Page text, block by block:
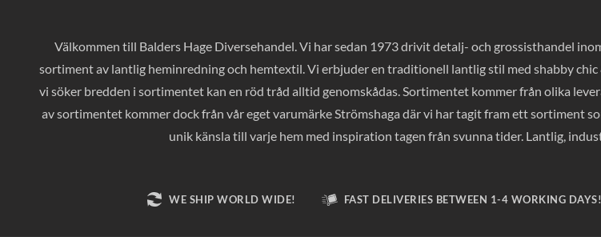
o
o
k
g
r
a
r
e
s
Välkommen till Balders Hage Diversehandel. Vi har sedan 1973 drivit detalj- och grossisthandel
sortiment av lantlig heminredning och hemtextil. Vi erbjuder en traditionell lantlig stil med shabby
vi söker bredden i sortimentet kan en röd tråd alltid genomskådas. Sortimentet kommer från olika
av sortimentet kommer dock från vår eget varumärke Strömshaga där vi har tagit fram ett sortiment
unik känsla till varje hem med inspiration tagen från svunna tider. Lantlig,
WE SHIP WORLD WIDE! FAST DELIVERIES BETWEEN 1-4 WORKING DAYS!